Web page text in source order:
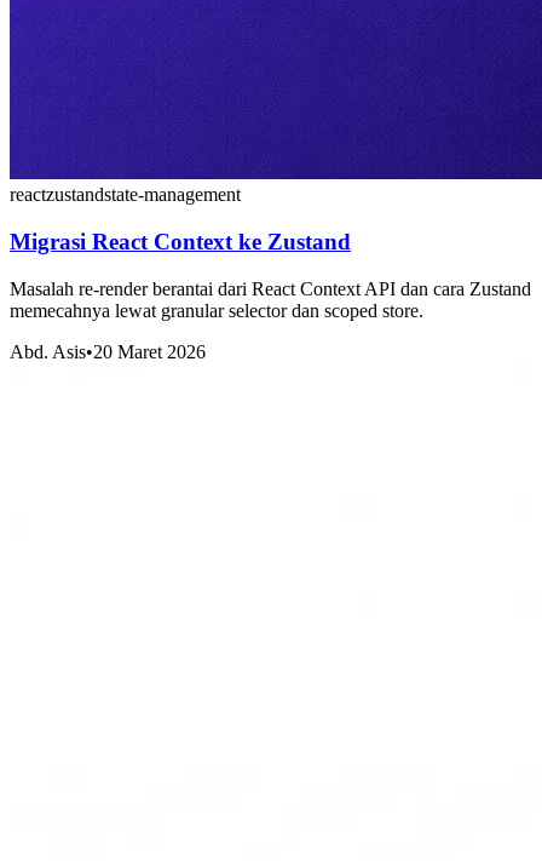
reactzustandstate-management
Migrasi React Context ke Zustand
Masalah re-render berantai dari React Context API dan cara Zustand
memecahnya lewat granular selector dan scoped store.
Abd. Asis•20 Maret 2026